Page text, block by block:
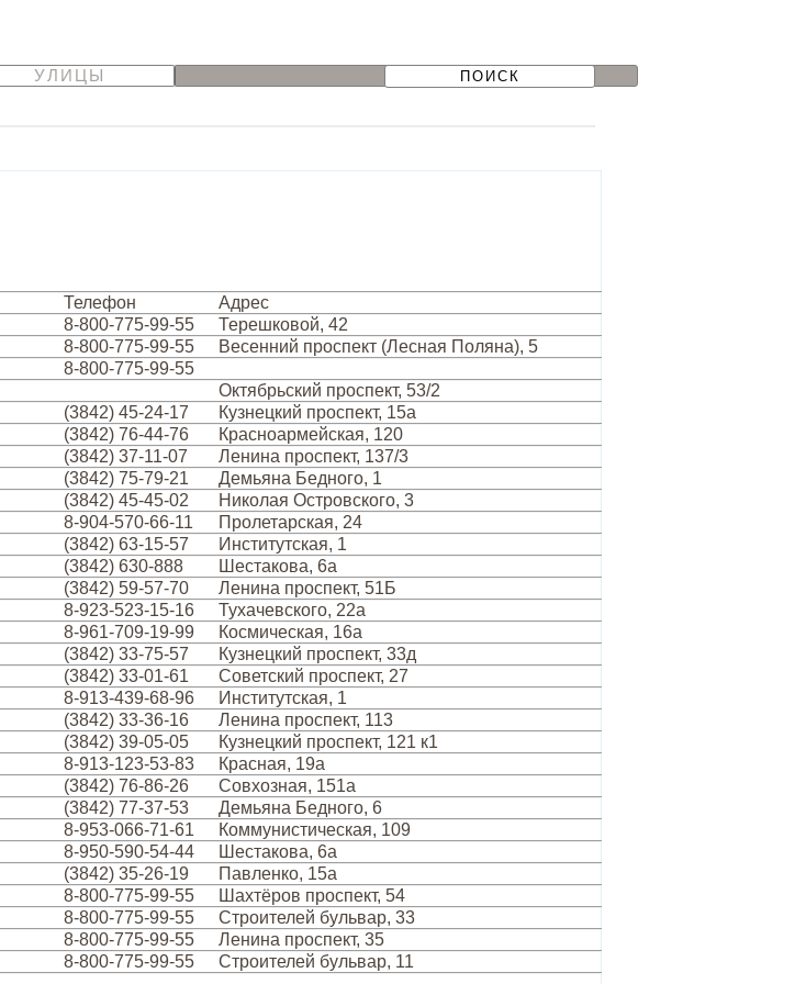
УЛИЦЫ
Телефон
Адрес
8-800-775-99-55
Терешковой, 42
8-800-775-99-55
Весенний проспект (Лесная Поляна), 5
8-800-775-99-55
Октябрьский проспект, 53/2
(3842) 45-24-17
Кузнецкий проспект, 15а
(3842) 76-44-76
Красноармейская, 120
(3842) 37-11-07
Ленина проспект, 137/3
(3842) 75-79-21
Демьяна Бедного, 1
(3842) 45-45-02
Николая Островского, 3
8-904-570-66-11
Пролетарская, 24
(3842) 63-15-57
Институтская, 1
(3842) 630-888
Шестакова, 6а
(3842) 59-57-70
Ленина проспект, 51Б
8-923-523-15-16
Тухачевского, 22а
8-961-709-19-99
Космическая, 16а
(3842) 33-75-57
Кузнецкий проспект, 33д
(3842) 33-01-61
Советский проспект, 27
8-913-439-68-96
Институтская, 1
(3842) 33-36-16
Ленина проспект, 113
(3842) 39-05-05
Кузнецкий проспект, 121 к1
8-913-123-53-83
Красная, 19а
(3842) 76-86-26
Совхозная, 151а
(3842) 77-37-53
Демьяна Бедного, 6
8-953-066-71-61
Коммунистическая, 109
8-950-590-54-44
Шестакова, 6а
(3842) 35-26-19
Павленко, 15а
8-800-775-99-55
Шахтёров проспект, 54
8-800-775-99-55
Строителей бульвар, 33
8-800-775-99-55
Ленина проспект, 35
8-800-775-99-55 Строителей бульвар, 11